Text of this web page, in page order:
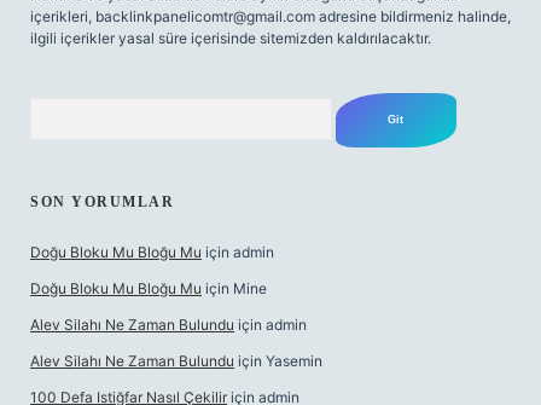
içerikleri, backlinkpanelicomtr@gmail.com adresine bildirmeniz halinde,
ilgili içerikler yasal süre içerisinde sitemizden kaldırılacaktır.
SON YORUMLAR
Doğu Bloku Mu Bloğu Mu için admin
Doğu Bloku Mu Bloğu Mu için Mine
Alev Silahı Ne Zaman Bulundu için admin
Alev Silahı Ne Zaman Bulundu için Yasemin
100 Defa Istiğfar Nasıl Çekilir için admin